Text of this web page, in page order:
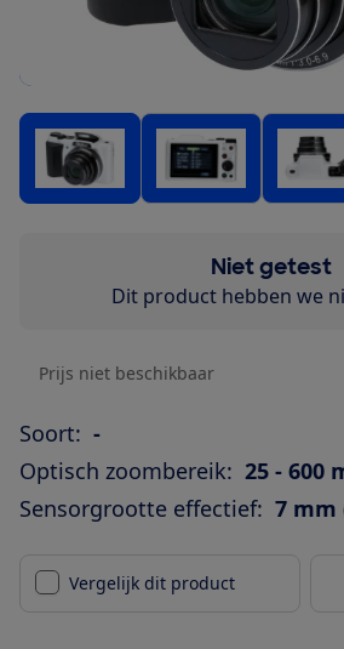
Niet getest
Dit product hebben we
Prijs niet beschikbaar
Soort: -
Optisch zoombereik: 25 - 600
Sensorgrootte effectief: 7 mm
Vergelijk dit product